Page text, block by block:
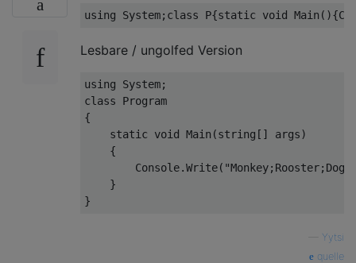
Lesbare / ungolfed Version
using System;
class Program
{
    static void Main(string[] args)
    {
    }
Yytsi
quelle